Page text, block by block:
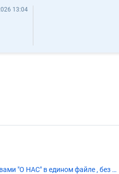
13:04
«1- доработать лого . Файл исходника прилагается. 2- разработать фирменный бланк 3- совместить лого со словами "О НАС" в едином файле , без фона.»